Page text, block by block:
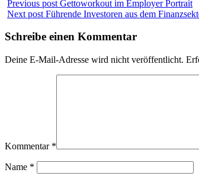
Previous post Gettoworkout im Employer Portrait
Next post Führende Investoren aus dem
Schreibe einen Kommentar
Deine E-Mail-Adresse wird nicht veröffentlicht.
Kommentar *
Name *